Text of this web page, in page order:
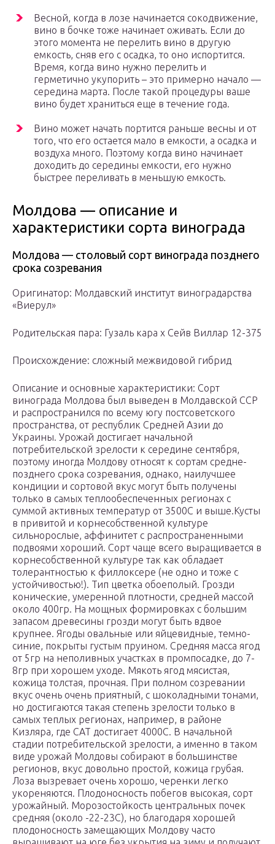
Весной, когда в лозе начинается сокодвижение,
вино в бочке тоже начинает оживать. Если до
этого момента не перелить вино в другую
емкость, сняв его с осадка, то оно испортится.
Время, когда вино нужно перелить и
герметично укупорить – это примерно начало —
середина марта. После такой процедуры ваше
вино будет храниться еще в течение года.
Вино может начать портится раньше весны и от
того, что его остается мало в емкости, а осадка и
воздуха много. Поэтому когда вино начинает
доходить до середины емкости, его нужно
быстрее переливать в меньшую емкость.
Молдова — описание и
характеристики сорта винограда
Молдова — столовый сорт винограда позднего
срока созревания
Оригинатор: Молдавский институт виноградарства
«Виерул»
Родительская пара: Гузаль кара х Сейв Виллар 12-375
Происхождение: сложный межвидовой гибрид
Описание и основные характеристики: Сорт
винограда Молдова был выведен в Молдавской ССР
и распространился по всему югу постсоветского
пространства, от республик Средней Азии до
Украины. Урожай достигает начальной
потребительской зрелости к середине сентября,
поэтому иногда Молдову относят к сортам средне-
позднего срока созревания, однако, наилучшее
кондиции и сортовой вкус могут быть получены
только в самых теплообеспеченных регионах с
суммой активных температур от 3500С и выше.Кусты
в привитой и корнесобственной культуре
сильнорослые, аффинитет с распространенными
подвоями хороший. Сорт чаще всего выращивается в
корнесобственной культуре так как обладает
толерантностью к филлоксере (не одно и тоже с
устойчивостью!). Тип цветка обоеполый. Грозди
конические, умеренной плотности, средней массой
около 400гр. На мощных формировках с большим
запасом древесины грозди могут быть вдвое
крупнее. Ягоды овальные или яйцевидные, темно-
синие, покрыты густым пруином. Средняя масса ягод
от 5гр на неполивных участках в промпосадке, до 7-
8гр при хорошем уходе. Мякоть ягод мясистая,
кожица толстая, прочная. При полном созревании
вкус очень очень приятный, с шоколадными тонами,
но достигаются такая степень зрелости только в
самых теплых регионах, например, в районе
Кизляра, где САТ достигает 4000С. В начальной
стадии потребительской зрелости, а именно в таком
виде урожай Молдовы собирают в большинстве
регионов, вкус довольно простой, кожица грубая.
Лоза вызревает очень хорошо, черенки легко
укореняются. Плодоносность побегов высокая, сорт
урожайный. Морозостойкость центральных почек
средняя (около -22-23С), но благодаря хорошей
плодоносность замещающих Молдову часто